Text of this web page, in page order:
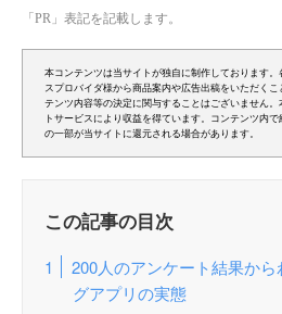
「PR」表記を記載します。
本コンテンツは当サイトが独自に制作しております
スプロバイダ様から商品案内や広告出稿をいただく
テンツ内容等の決定に関与することはございません
トサービスにより収益を得ています。コンテンツ内
の一部が当サイトに還元される場合があります。
この記事の目次
200人のアンケート結果か
グアプリの実態